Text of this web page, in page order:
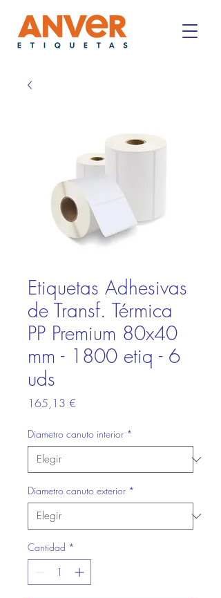
Etiquetas Adhesivas
de Transf. Térmica
PP Premium 80x40
mm - 1800 etiq - 6
uds
165,13 €
Diametro canuto interior *
Diametro canuto exterior *
Cantidad *